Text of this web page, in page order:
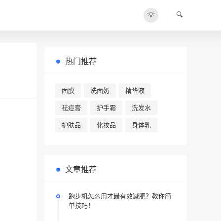
💡 🔍
热门推荐
面膜 洗面奶 精华液
祛痘膏 护手霜 洗发水
护肤品 化妆品 身体乳
文章推荐
跑步机怎么用才最有效减肥？教你简
单技巧！